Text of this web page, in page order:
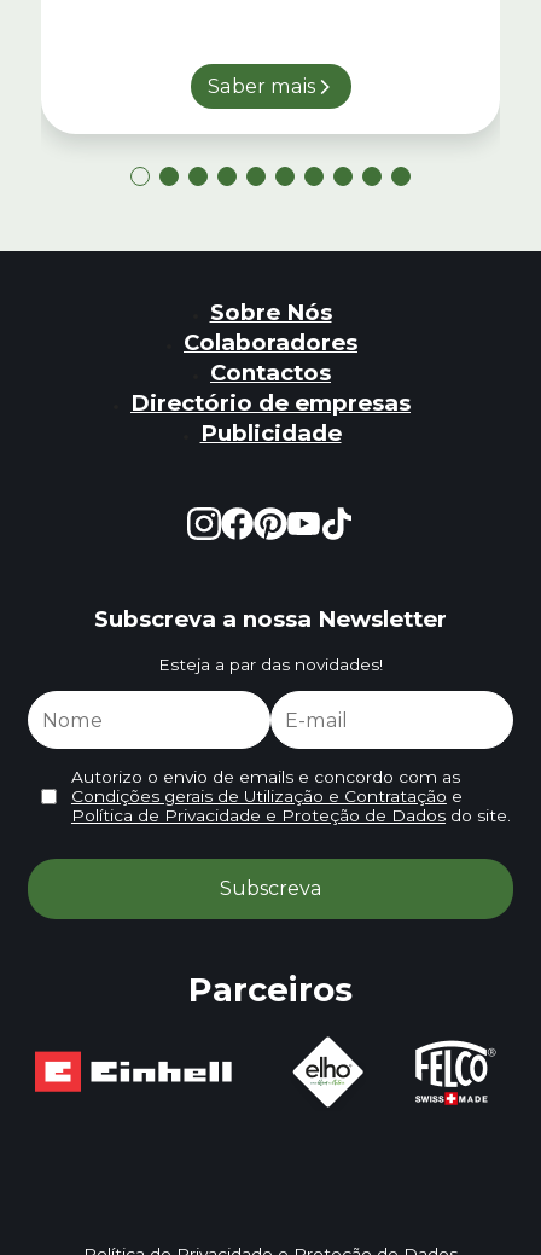
Saber mais
Sobre Nós
Colaboradores
Contactos
Directório de empresas
Publicidade
Subscreva a nossa Newsletter
Esteja a par das novidades!
Autorizo o envio de emails e concordo com as
Condições gerais de Utilização e Contratação e
Política de Privacidade e Proteção de Dadosdo site.
Parceiros